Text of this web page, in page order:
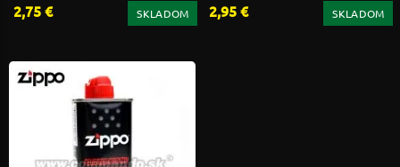
2,75 € SKLADOM 2,95 € SKLADOM